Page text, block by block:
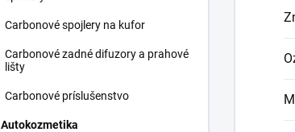
Carbonové spojlery na kufor
Carbonové zadné difuzory a prahové
lišty
Carbonové príslušenstvo
Autokozmetika